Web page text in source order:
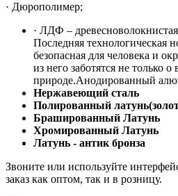
· Дюрополимер;
· ЛДФ –
Последняя технологическая
безопасная для человека и
из него заботятся не только о
природе.Анодированный
Нержавеющий сталь
Полированный
Брашированный Латунь
Хромированный Латунь
Латунь - антик бронза
Звоните или используйте
заказ как оптом, так и в розницу.